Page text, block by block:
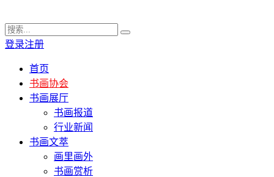
登录注册
首页
书画协会
书画展厅
书画报道
行业新闻
书画文萃
画里画外
书画赏析